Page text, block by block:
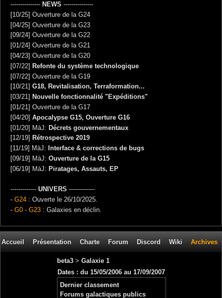
--------------- NEWS ---------------
[10/25] Ouverture de la G24
[04/25] Ouverture de la G23
[09/24] Ouverture de la G22
[01/24] Ouverture de la G21
[04/23] Ouverture de la G20
[07/22] Refonte du système technologique
[07/22] Ouverture de la G19
[10/21] G18, Revitalisation, Terraformation...
[03/21] Nouvelle fonctionnalité "Expéditions"
[01/21] Ouverture de la G17
[04/20] Apocalypse G15, Ouverture G16
[01/20] MàJ: Décrets gouvernementaux
[12/19] Rétrospective 2019
[11/19] MàJ: Interface & corrections de bugs
[09/19] MàJ: Ouverture de la G15
[06/19] MàJ: Piratages, Assauts, EP
------------- UNIVERS -------------
- G24 : Ouverte le 26/10/2025.
- G0 - G23 : Galaxies en déclin.
Accueil Présentation Charte Forum Discord Wiki Archives
beta3 > Galaxie 1
Dates : du 15/05/2006 au 17/09/2007
Dernier classement
Forums galactiques publics